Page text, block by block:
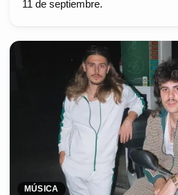
11 de septiembre.
MÚSICA